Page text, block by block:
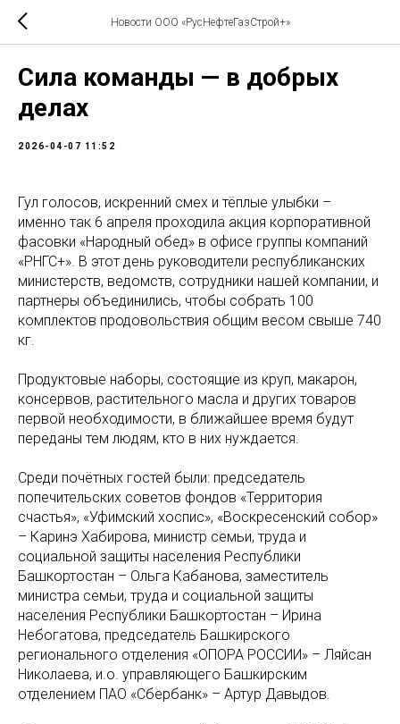
Новости ООО «РусНефтеГазСтрой+»
Сила команды — в добрых
делах
2026-04-07 11:52
Гул голосов, искренний смех и тёплые улыбки –
именно так 6 апреля проходила акция корпоративной
фасовки «Народный обед» в офисе группы компаний
«РНГС+». В этот день руководители республиканских
министерств, ведомств, сотрудники нашей компании, и
партнеры объединились, чтобы собрать 100
комплектов продовольствия общим весом свыше 740
кг.
Продуктовые наборы, состоящие из круп, макарон,
консервов, растительного масла и других товаров
первой необходимости, в ближайшее время будут
переданы тем людям, кто в них нуждается.
Среди почётных гостей были: председатель
попечительских советов фондов «Территория
счастья», «Уфимский хоспис», «Воскресенский собор»
– Каринэ Хабирова, министр семьи, труда и
социальной защиты населения Республики
Башкортостан – Ольга Кабанова, заместитель
министра семьи, труда и социальной защиты
населения Республики Башкортостан – Ирина
Небогатова, председатель Башкирского
регионального отделения «ОПОРА РОССИИ» – Ляйсан
Николаева, и.о. управляющего Башкирским
отделением ПАО «Сбербанк» – Артур Давыдов.